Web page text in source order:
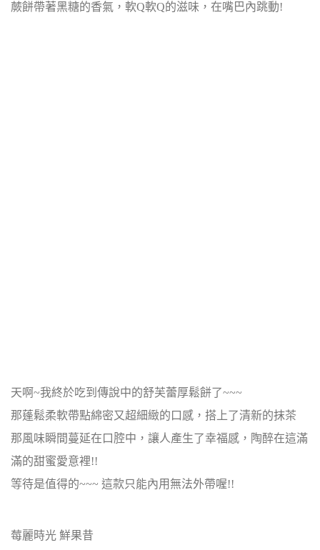
蕨餅帶著黑糖的香氣，軟Q軟Q的滋味，在嘴巴內跳動!
天啊~我終於吃到傳說中的舒芙蕾厚鬆餅了~~~
那蓬鬆柔軟帶點綿密又超細緻的 口感，搭上了清新的抹茶
那風味瞬間蔓延在口腔中，讓人產生了幸福感，陶醉在這滿
滿的甜蜜愛意裡!!
等待是值得的~~~ 這款只能內用無法外帶喔!!
莓麗時光 鮮果昔